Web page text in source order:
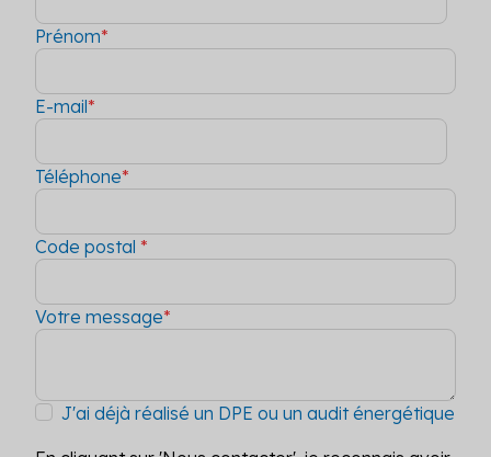
Prénom*
E-mail*
Téléphone*
Code postal *
Votre message*
J'ai déjà réalisé un DPE ou un audit énergétique